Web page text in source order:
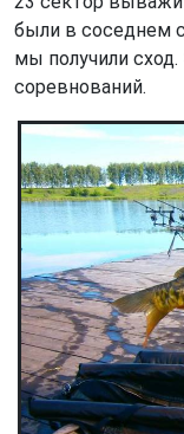
были в соседнем
мы получили
соревнований.